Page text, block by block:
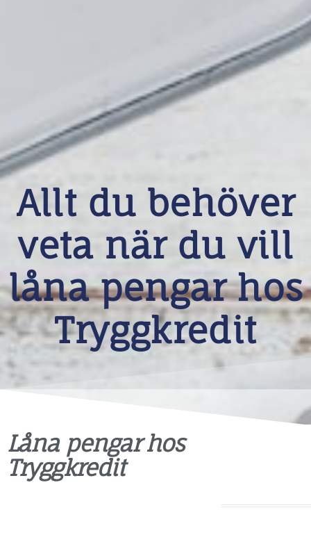
Allt du behöver
veta när du vill
låna pengar hos
Tryggkredit
Låna pengar hos
Tryggkredit